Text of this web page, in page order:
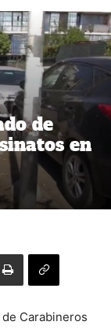
de
en
Carabineros